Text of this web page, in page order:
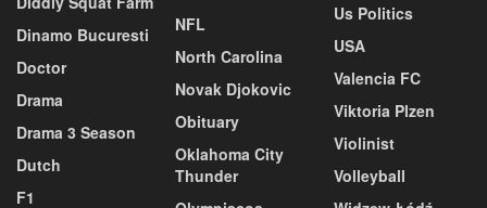
Dinamo Bucuresti
Doctor
Drama
Drama 3 Season
Dutch
F1
NFL
North Carolina
Novak Djokovic
Obituary
Oklahoma City
Thunder
Us Politics
USA
Valencia FC
Viktoria Plzen
Violinist
Volleyball